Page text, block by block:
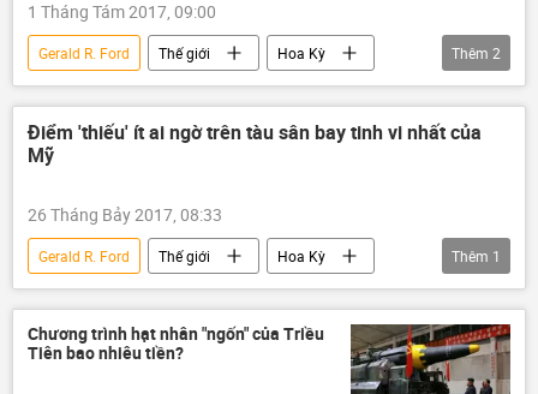
1 Tháng Tám 2017, 09:00
Gerald R. Ford Thế giới
Hoa Kỳ
Donald Trump
Quân đội Mỹ
Thêm 2
Điểm 'thiếu' ít ai ngờ trên tàu sân bay tinh vi nhất của
Mỹ
26 Tháng Bảy 2017, 08:33
Gerald R. Ford Thế giới
Hoa Kỳ
Quân đội Mỹ
Thêm 1
Chương trình hạt nhân "ngốn" của Triều
Tiên bao nhiêu tiền?